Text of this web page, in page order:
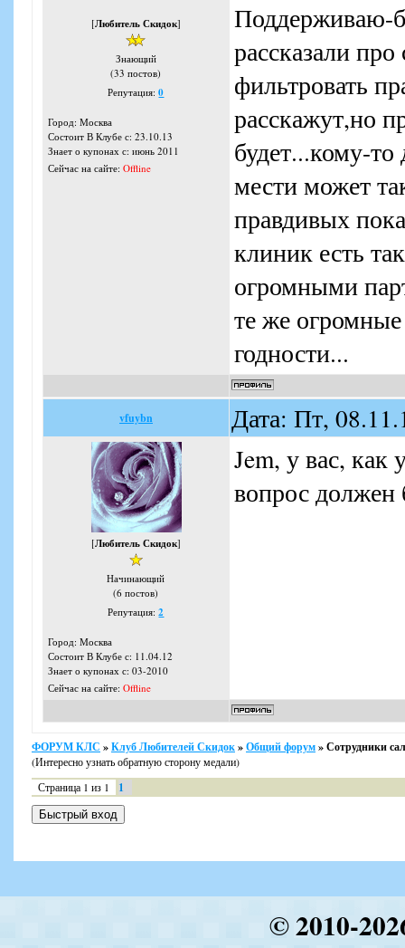
[Любитель Скидок]
Знающий
(33 постов)
Репутация:0
Город: Москва
Состоит В Клубе с: 23.10.13
Знает о купонах с: июнь 2011
Сейчас на сайте: Offline
Поддерживаю-
рассказали
фильтровать
расскажут,но
будет...кому-
мести может
правдивых
клиник есть
огромными
те же
годности...
vfuybn Дата: Пт,
[Любитель Скидок]
Начинающий
(6 постов)
Репутация:2
Город: Москва
Состоит В Клубе с: 11.04.12
Знает о купонах с: 03-2010
Сейчас на сайте: Offline
Jem, у вас, как
вопрос должен
ФОРУМ КЛС »Клуб Любителей Скидок»Общий форум»Сотрудники
(Интересно узнать обратную сторону медали)
Страница 1 из 1 1
© 2010-